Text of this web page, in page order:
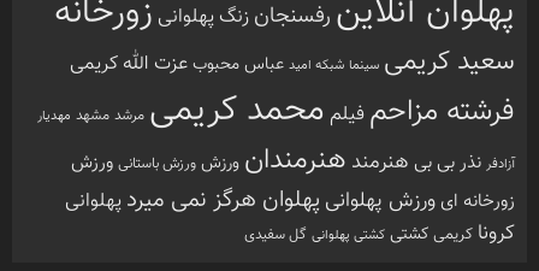
پهلوان آنلاین رفسنجان زنگ پهلوانی زورخانه
سعید کریمی سینما شبکه امید عباس محبوبعزت الله کریمی
فرشته مزاحمفیلم محمد کریمی مرشد مشهد مهدیار
آزادفر نذر بی بی هنرمند هنرمندان ورزش ورزش باستانی ورزش
زورخانه ای ورزش پهلوانی پهلوان هرگز نمی میرد پهلوانی
کرونا کریمی کشتی کشتی پهلوانی گل سفیدی